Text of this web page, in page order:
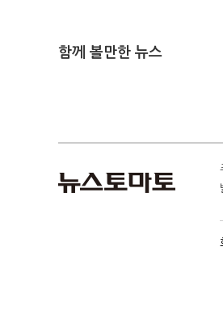
함께 볼만한 뉴스